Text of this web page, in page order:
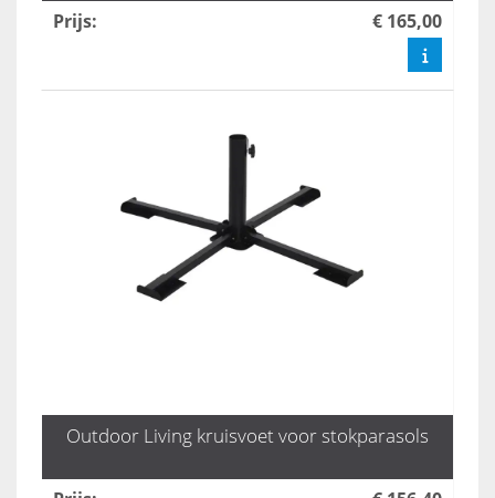
Prijs: € 165,00
Outdoor Living kruisvoet voor stokparasols